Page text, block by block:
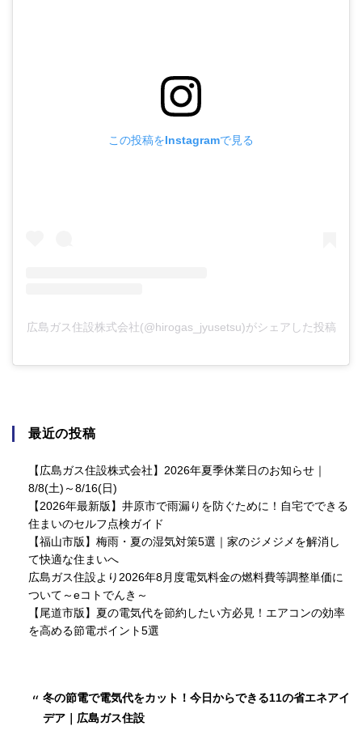
この投稿をInstagramで見る
広島ガス住設株式会社(@hirogas_jyusetsu)がシェアした投稿
最近の投稿
【広島ガス住設株式会社】2026年夏季休業日のお知らせ｜
8/8(土)～8/16(日)
【2026年最新版】井原市で雨漏りを防ぐために！自宅でできる
住まいのセルフ点検ガイド
【福山市版】梅雨・夏の湿気対策5選｜家のジメジメを解消し
て快適な住まいへ
広島ガス住設より2026年8月度電気料金の燃料費等調整単価に
ついて～eコトでんき～
【尾道市版】夏の電気代を節約したい方必見！エアコンの効率
を高める節電ポイント5選
冬の節電で電気代をカット！今日からできる11の省エネアイ
デア｜広島ガス住設